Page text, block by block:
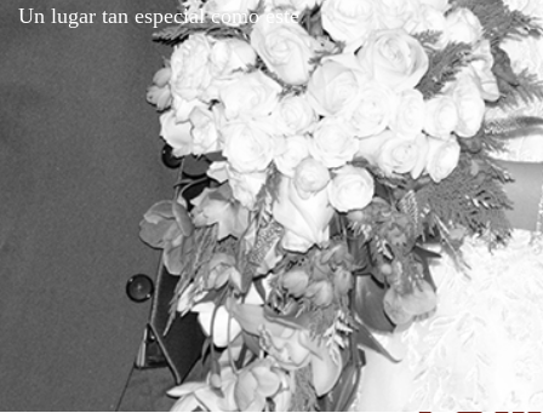
Un lugar tan especial como este